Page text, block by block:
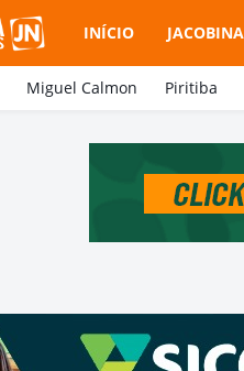
INÍCIO JACOBINA
Miguel Calmon Piritiba